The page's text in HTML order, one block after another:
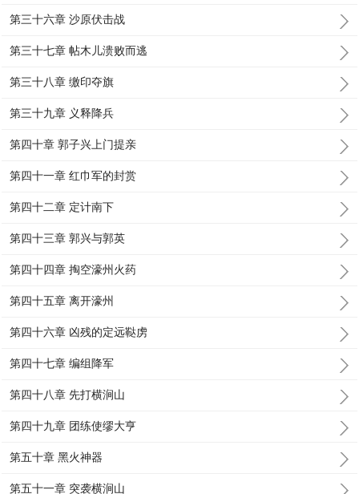
第三十六章 沙原伏击战
第三十七章 帖木儿溃败而逃
第三十八章 缴印夺旗
第三十九章 义释降兵
第四十章 郭子兴上门提亲
第四十一章 红巾军的封赏
第四十二章 定计南下
第四十三章 郭兴与郭英
第四十四章 掏空濠州火药
第四十五章 离开濠州
第四十六章 凶残的定远鞑虏
第四十七章 编组降军
第四十八章 先打横涧山
第四十九章 团练使缪大亨
第五十章 黑火神器
第五十一章 突袭横涧山